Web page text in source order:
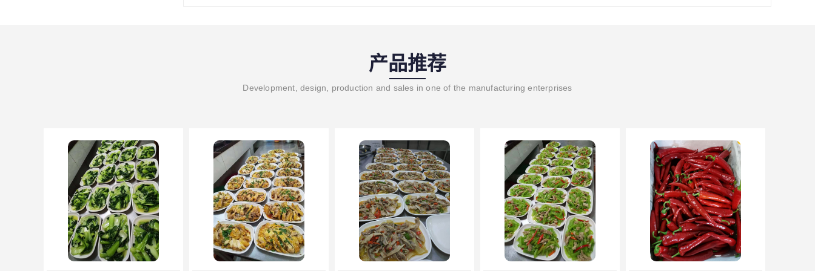
产品推荐
Development, design, production and sales in one of the manufacturing enterprises